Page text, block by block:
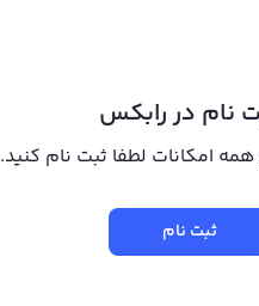
نام در رابکس
همه امکانات لطفا ثبت نام کنید.
ثبت نام